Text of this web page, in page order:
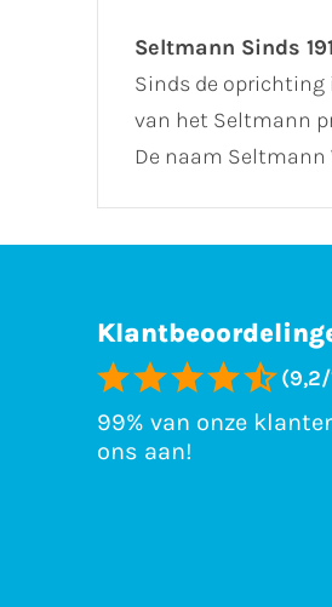
Seltmann Sinds
Sinds de oprichting
van het Seltmann
De naam
(9,2/
99% van onze
ons aan!